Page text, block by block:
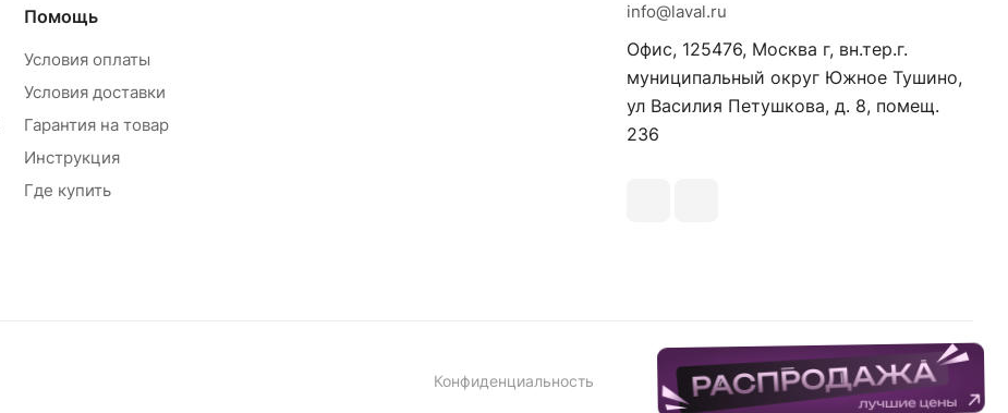
Помощь
Условия оплаты
Условия доставки
Гарантия на товар
Инструкция
Где купить
info@laval.ru
Офис, 125476, Москва г, вн.тер.г.
муниципальный округ Южное Тушино,
ул Василия Петушкова, д. 8, помещ.
236
Конфиденциальность